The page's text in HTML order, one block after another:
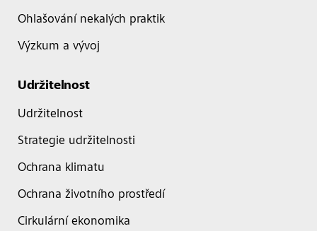
Ohlašování nekalých praktik
Výzkum a vývoj
Udržitelnost
Udržitelnost
Strategie udržitelnosti
Ochrana klimatu
Ochrana životního prostředí
Cirkulární ekonomika